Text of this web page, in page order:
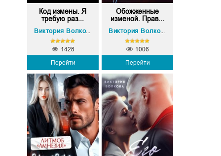
Код измены. Я
требую раз...
Виктория Волкова
Перейти
1428
Обожженные
изменой. Прав...
Виктория Волкова
Перейти
1006